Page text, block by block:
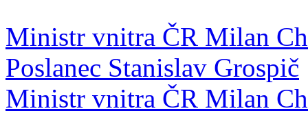
Ministr vnitra ČR Milan
Poslanec Stanislav Grospič
Ministr vnitra ČR Milan